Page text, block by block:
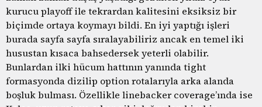
kurucu playoff ile tekrardan kalitesini eksiksiz bir
biçimde ortaya koymayı bildi. En iyi yaptığı işleri
burada sayfa sayfa sıralayabiliriz ancak en temel iki
husustan kısaca bahsedersek yeterli olabilir.
Bunlardan ilki hücum hattının yanında tight
formasyonda dizilip option rotalarıyla arka alanda
boşluk bulması. Özellikle linebacker coverage’ında ise